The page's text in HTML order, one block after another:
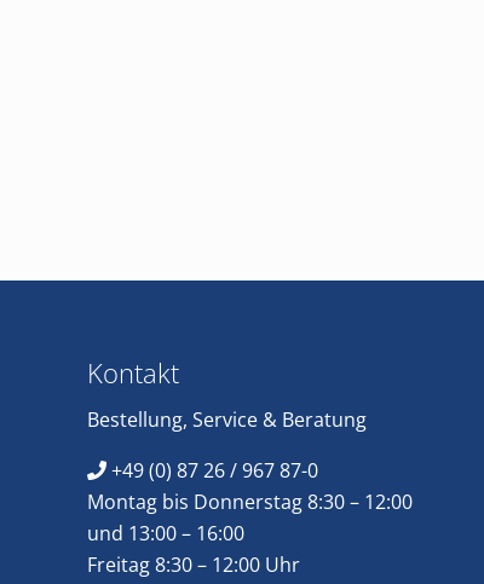
Kontakt
Bestellung, Service & Beratung
+49 (0) 87 26 / 967 87-0
Montag bis Donnerstag 8:30 – 12:00
und 13:00 – 16:00
Freitag 8:30 – 12:00 Uhr